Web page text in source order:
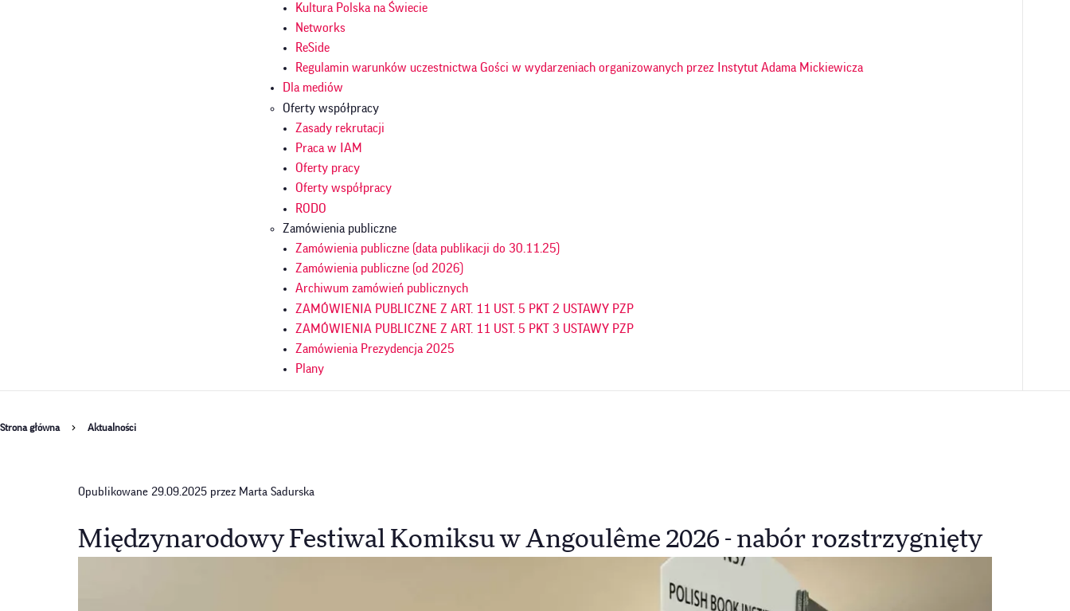
Kultura Polska na Świecie
Networks
ReSide
Regulamin warunków uczestnictwa Gości w wydarzeniach organizowanych przez Instytut Adama Mickiewicza
Dla mediów
Oferty współpracy
Zasady rekrutacji
Praca w IAM
Oferty pracy
Oferty współpracy
RODO
Zamówienia publiczne
Zamówienia publiczne (data publikacji do 30.11.25)
Zamówienia publiczne (od 2026)
Archiwum zamówień publicznych
ZAMÓWIENIA PUBLICZNE Z ART. 11 UST. 5 PKT 2 USTAWY PZP
ZAMÓWIENIA PUBLICZNE Z ART. 11 UST. 5 PKT 3 USTAWY PZP
Zamówienia Prezydencja 2025
Plany
Ścieżka
Strona główna Aktualności
Opublikowane 29.09.2025 przez Marta Sadurska
Międzynarodowy Festiwal Komiksu w Angoulême 2026 - nabór rozstrzygnięty